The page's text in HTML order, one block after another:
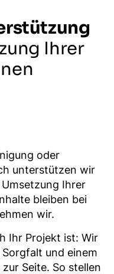
Ihrer
oder
unterstützen wir
Ihrer
bleiben bei
wir.
Ihr Projekt ist: Wir
und einem
Seite. So stellen